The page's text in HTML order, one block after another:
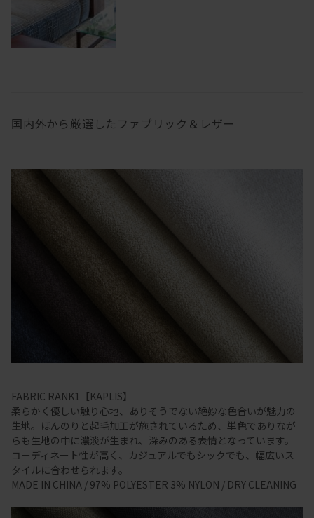
国内外から厳選したファブリック＆レザー
FABRIC RANK1【KAPLIS】
柔らかく優しい触り心地、ありそうでない絶妙な色合いが魅力の
生地。ほんのりと起毛加工が施されているため、単色でありなが
らも生地の中に濃淡が生まれ、深みのある表情となっています。
コーディネート性が高く、カジュアルでもシックでも、幅広いス
タイルに合わせられます。
MADE IN CHINA / 97% POLYESTER 3% NYLON / DRY CLEANING